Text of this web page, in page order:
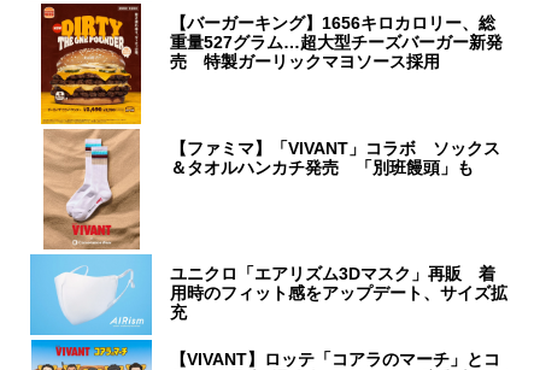
【バーガーキング】1656キロカロリー、総
重量527グラム…超大型チーズバーガー新発
売 特製ガーリックマヨソース採用
【ファミマ】「VIVANT」コラボ ソックス
＆タオルハンカチ発売 「別班饅頭」も
ユニクロ「エアリズム3Dマスク」再販 着
用時のフィット感をアップデート、サイズ拡
充
【VIVANT】ロッテ「コアラのマーチ」とコ